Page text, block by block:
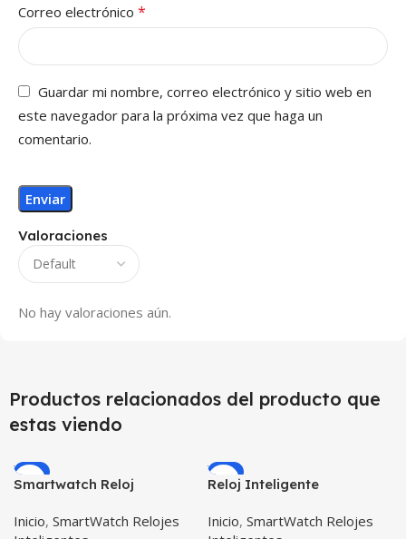
Valoraciones
No hay valoraciones aún.
Correo electrónico *
Guardar mi nombre, correo electrónico y sitio web en
este navegador para la próxima vez que haga un
comentario.
Productos relacionados del producto que
estas viendo
-9%
Smartwatch Reloj
WATCH BLACK™ (PK W34
Inicio, SmartWatch Relojes
-5%
Reloj Inteligente
Incluye Pulso y Estuche
Inicio, SmartWatch Relojes